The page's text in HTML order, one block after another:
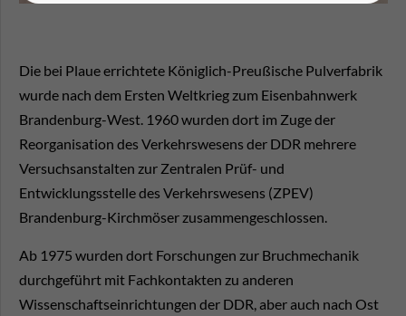
Die bei Plaue errichtete Königlich-Preußische Pulverfabrik
wurde nach dem Ersten Weltkrieg zum Eisenbahnwerk
Brandenburg-West. 1960 wurden dort im Zuge der
Reorganisation des Verkehrswesens der DDR mehrere
Versuchsanstalten zur Zentralen Prüf- und
Entwicklungsstelle des Verkehrswesens (ZPEV)
Brandenburg-Kirchmöser zusammengeschlossen.
Ab 1975 wurden dort Forschungen zur Bruchmechanik
durchgeführt mit Fachkontakten zu anderen
Wissenschaftseinrichtungen der DDR, aber auch nach Ost